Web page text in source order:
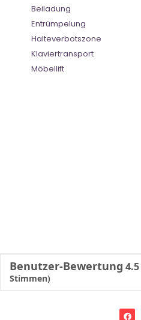
Beiladung
Entrümpelung
Halteverbotszone
Klaviertransport
Möbellift
Benutzer-Bewertung 4.5
Stimmen)